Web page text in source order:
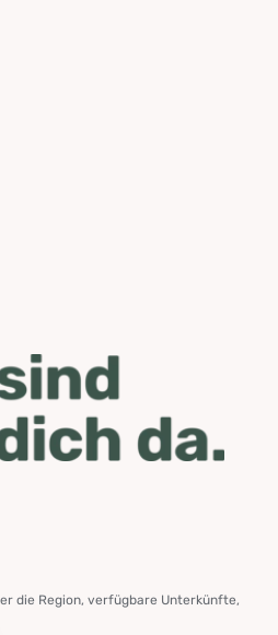
die Region, verfügbare Unterkünfte,